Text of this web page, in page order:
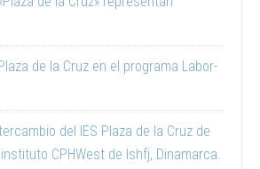
de la Cruz en el programa Labor-
del IES Plaza de la Cruz de
CPHWest de Ishfj, Dinamarca.